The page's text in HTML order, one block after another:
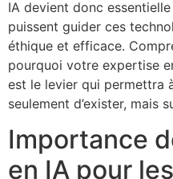
IA devient donc
puissent guider ces
éthique et efficace.
pourquoi votre expertise
est le levier qui permettra
seulement d’exister, mais
Importance
en IA pour